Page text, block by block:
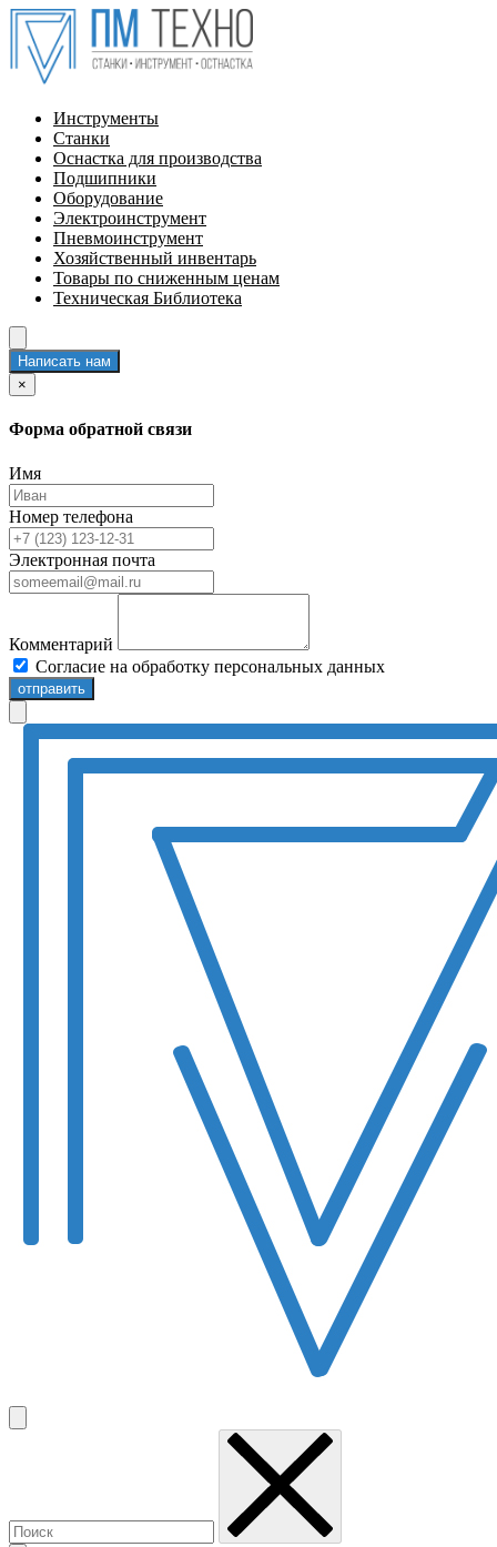
Инструменты
Станки
Оснастка для производства
Подшипники
Оборудование
Электроинструмент
Пневмоинструмент
Хозяйственный инвентарь
Товары по сниженным ценам
Техническая Библиотека
Написать нам
×
Форма обратной связи
Имя
Номер телефона
Электронная почта
Комментарий
Согласие на обработку персональных данных
отправить